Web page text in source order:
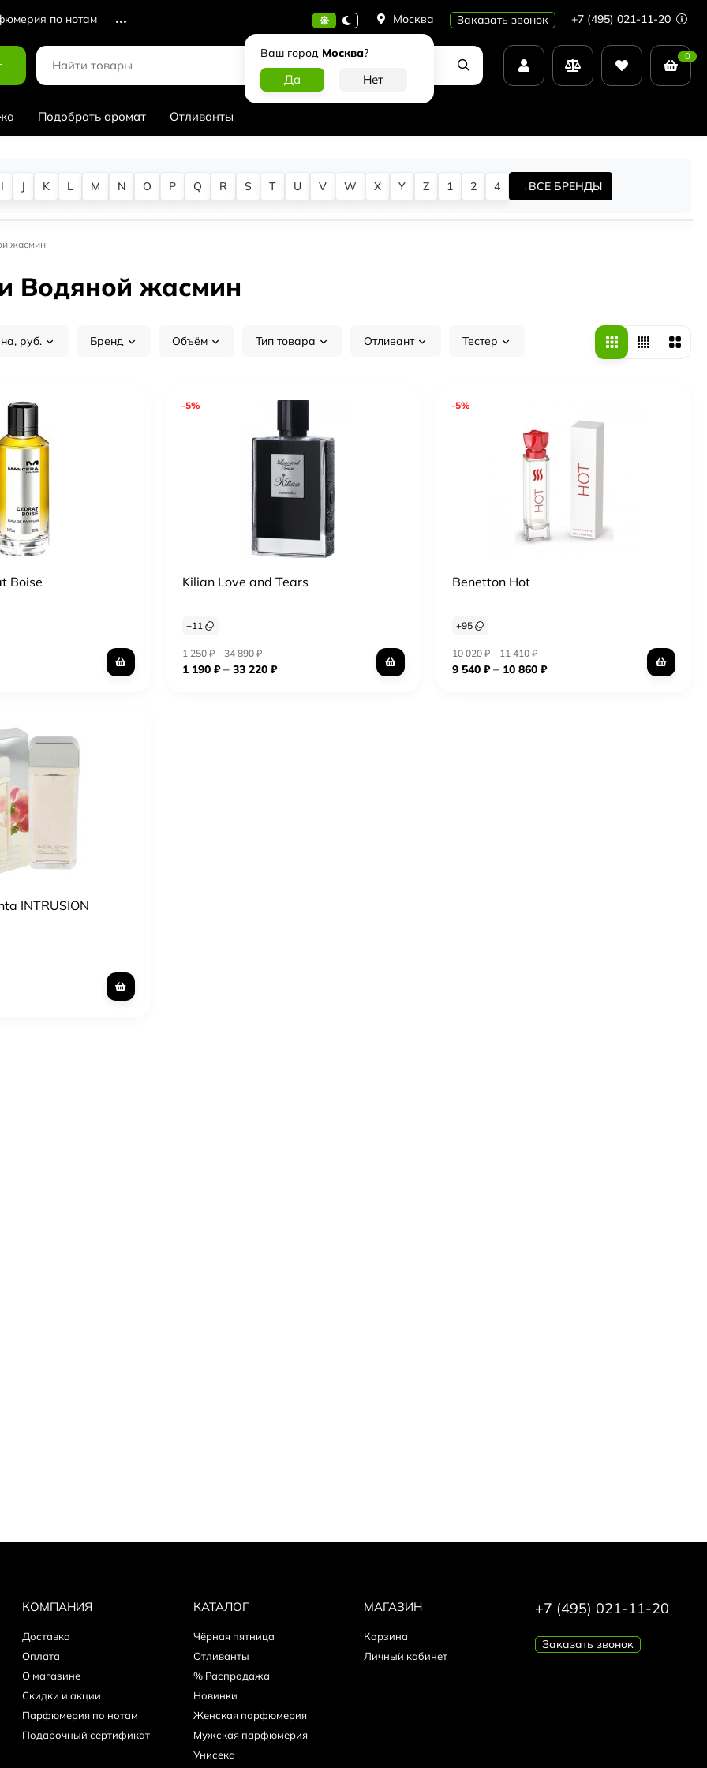
по нотам Москва
Ваш город Москва?
Заказать звонок +7 (495) 021-11-20
0
Подобрать аромат Отливанты
I J K L M N O P Q R S T U V W X Y Z 1 2 4 ВСЕ БРЕНДЫ
жасмин
Водяной жасмин
руб. Бренд Объём Тип товара Отливант Тестер
Boise
-5%
Kilian Love and Tears
+11
1 250₽–34 890₽
1 190 ₽– 33 220 ₽
-5%
Benetton Hot
+95
10 020₽–11 410₽
9 540₽– 10 860₽
INTRUSION
КОМПАНИЯ
Доставка
Оплата
О магазине
Скидки и акции
Парфюмерия по нотам
Подарочный сертификат
КАТАЛОГ
Чёрная пятница
Отливанты
% Распродажа
Новинки
Женская парфюмерия
Мужская парфюмерия
Унисекс
МАГАЗИН
Корзина
Личный кабинет
+7 (495) 021-11-20
Заказать звонок